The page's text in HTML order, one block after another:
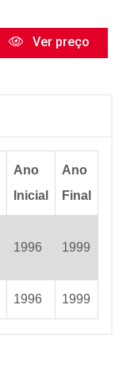
Ver preço
Ano
Inicial
Ano
Final
1996 1999
1996 1999